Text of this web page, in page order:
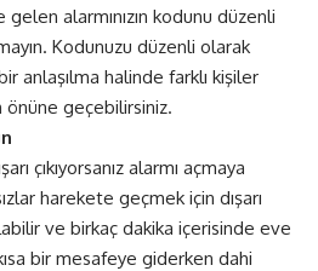
alarmınızın kodunu düzenli
Kodunuzu düzenli olarak
anlaşılma halinde farklı kişiler
önüne geçebilirsiniz.
çıkıyorsanız alarmı açmaya
harekete geçmek için dışarı
ve birkaç dakika içerisinde eve
bir mesafeye giderken dahi